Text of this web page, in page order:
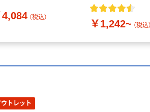
4,084 （税込）
（黒文字）
￥1,242~ （税込）
ウトレット